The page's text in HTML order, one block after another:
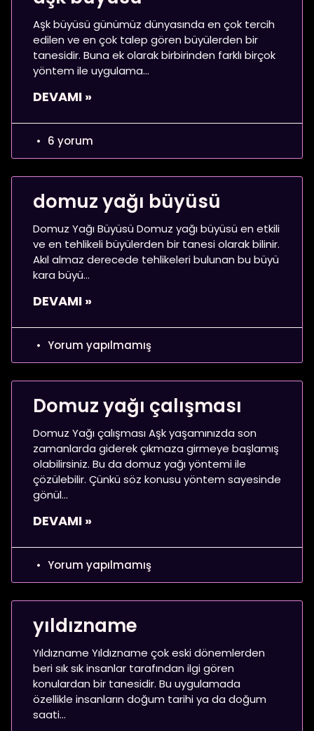
Aşk büyüsü günümüz dünyasında en çok tercih
edilen ve en çok talep gören büyülerden bir
tanesidir. Buna ek olarak birbirinden farklı birçok
yöntem ile uygulama
DEVAMI »
6 yorum
domuz yağı büyüsü
Domuz Yağı Büyüsü Domuz yağı büyüsü en etkili
ve en tehlikeli büyülerden bir tanesi olarak bilinir.
Akıl almaz derecede tehlikeleri bulunan bu büyü
kara büyü
DEVAMI »
Yorum yapılmamış
Domuz yağı çalışması
Domuz Yağı çalışması Aşk yaşamınızda son
zamanlarda giderek çıkmaza girmeye başlamış
olabilirsiniz. Bu da domuz yağı yöntemi ile
çözülebilir. Çünkü söz konusu yöntem sayesinde
gönül
DEVAMI »
Yorum yapılmamış
yıldızname
Yıldızname Yıldızname çok eski dönemlerden
beri sık sık insanlar tarafından ilgi gören
konulardan bir tanesidir. Bu uygulamada
özellikle insanların doğum tarihi ya da doğum
saati